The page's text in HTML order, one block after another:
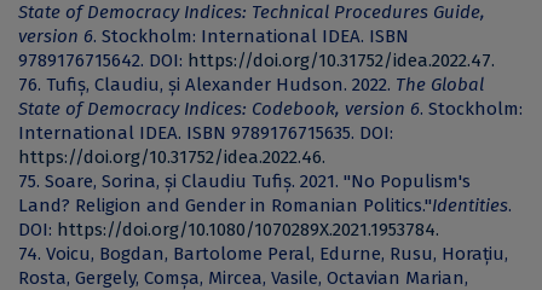
State of Democracy Indices: Technical Procedures Guide,
version 6. Stockholm: International IDEA. ISBN
9789176715642. DOI: https://doi.org/10.31752/idea.2022.47.
76. Tufiș, Claudiu, și Alexander Hudson. 2022. The Global
State of Democracy Indices: Codebook, version 6. Stockholm:
International IDEA. ISBN 9789176715635. DOI:
https://doi.org/10.31752/idea.2022.46.
75. Soare, Sorina, și Claudiu Tufiș. 2021. "No Populism's
Land? Religion and Gender in Romanian Politics."Identities.
DOI: https://doi.org/10.1080/1070289X.2021.1953784.
74. Voicu, Bogdan, Bartolome Peral, Edurne, Rusu, Horațiu,
Rosta, Gergely, Comșa, Mircea, Vasile, Octavian Marian,